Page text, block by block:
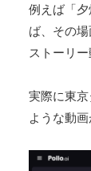
例えば「
ば、その
ストーリー
実際に東
ような動画